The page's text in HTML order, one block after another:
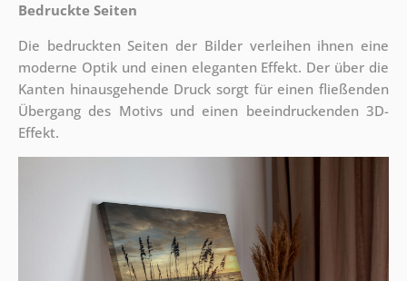
Bedruckte Seiten
Die bedruckten Seiten der Bilder verleihen ihnen eine
moderne Optik und einen eleganten Effekt. Der über die
Kanten hinausgehende Druck sorgt für einen fließenden
Übergang des Motivs und einen beeindruckenden 3D-
Effekt.